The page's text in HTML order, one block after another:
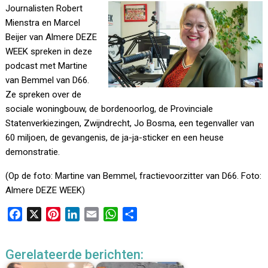
Journalisten Robert
Mienstra en Marcel
Beijer van Almere DEZE
WEEK spreken in deze
podcast met Martine
van Bemmel van D66.
Ze spreken over de
sociale woningbouw, de bordenoorlog, de Provinciale
Statenverkiezingen, Zwijndrecht, Jo Bosma, een tegenvaller van
60 miljoen, de gevangenis, de ja-ja-sticker en een heuse
demonstratie.
(Op de foto: Martine van Bemmel, fractievoorzitter van D66. Foto:
Almere DEZE WEEK)
e
t
k
i
W
t
e
Gerelateerde berichten: